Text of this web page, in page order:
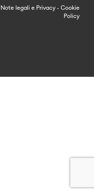
Note legali e Privacy - Cookie
Policy